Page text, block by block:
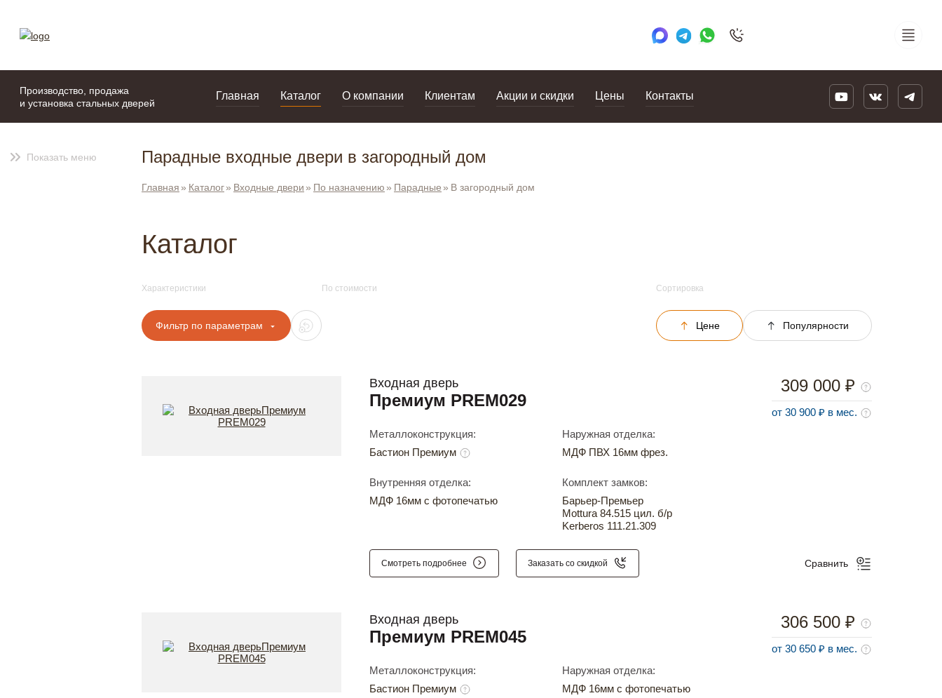
Производство, продажа
и установка стальных дверей
Главная Каталог О компании Клиентам Акции и скидки Цены Контакты
Показать меню Парадные входные двери в загородный дом
Главная Каталог Входные двери По назначению Парадные В загородный дом
Каталог
Характеристики
Фильтр по параметрам
По стоимости Сортировка
Цене Популярности
Входная дверь
Премиум PREM029
Металлоконструкция:
Бастион Премиум
Наружная отделка:
МДФ ПВХ 16мм фрез.
Внутренняя отделка:
МДФ 16мм с фотопечатью
Комплект замков:
Барьер-Премьер
Mottura 84.515 цил. б/р
Kerberos 111.21.309
309 000 ₽
от 30 900 ₽ в мес.
Смотреть подробнее Заказать со скидкой Сравнить
Входная дверь
Премиум PREM045
Металлоконструкция:
Бастион Премиум
Наружная отделка:
МДФ 16мм с фотопечатью
306 500 ₽
от 30 650 ₽ в мес.